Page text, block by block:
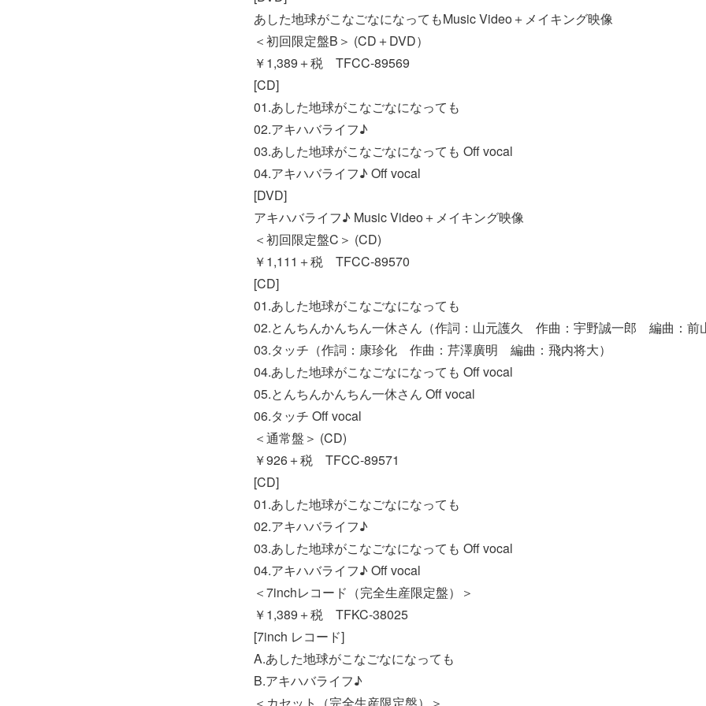
あした地球がこなごなになってもMusic Video＋メイキング映像
＜初回限定盤B＞ (CD＋DVD）
￥1,389＋税 TFCC-89569
[CD]
01.あした地球がこなごなになっても
02.アキハバライフ♪
03.あした地球がこなごなになっても Off vocal
04.アキハバライフ♪ Off vocal
[DVD]
アキハバライフ♪ Music Video＋メイキング映像
＜初回限定盤C＞ (CD)
￥1,111＋税 TFCC-89570
[CD]
01.あした地球がこなごなになっても
02.とんちんかんちん一休さん（作詞：山元護久 作曲：宇野誠一郎 編曲：前
03.タッチ（作詞：康珍化 作曲：芹澤廣明 編曲：飛内将大）
04.あした地球がこなごなになっても Off vocal
05.とんちんかんちん一休さん Off vocal
06.タッチ Off vocal
＜通常盤＞ (CD)
￥926＋税 TFCC-89571
[CD]
01.あした地球がこなごなになっても
02.アキハバライフ♪
03.あした地球がこなごなになっても Off vocal
04.アキハバライフ♪ Off vocal
＜7inchレコード（完全生産限定盤）＞
￥1,389＋税 TFKC-38025
[7inch レコード]
A.あした地球がこなごなになっても
B.アキハバライフ♪